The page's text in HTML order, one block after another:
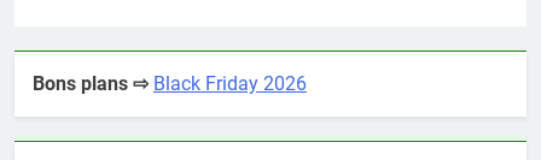
Bons plans ⇨ Black Friday 2026